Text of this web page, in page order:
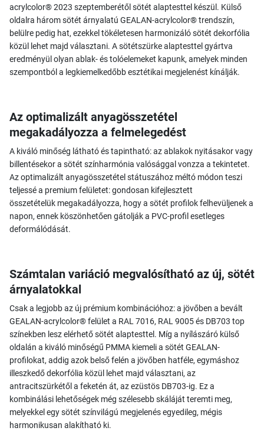
acrylcolor® 2023 szeptemberétől sötét alaptesttel készül. Külső
oldalra három sötét árnyalatú GEALAN-acrylcolor® trendszín,
belülre pedig hat, ezekkel tökéletesen harmonizáló sötét dekorfólia
közül lehet majd választani. A sötétszürke alaptesttel gyártva
eredményül olyan ablak- és tolóelemeket kapunk, amelyek minden
szempontból a legkiemelkedőbb esztétikai megjelenést kínálják.
Az optimalizált anyagösszetétel
megakadályozza a felmelegedést
A kiváló minőség látható és tapintható: az ablakok nyitásakor vagy
billentésekor a sötét színharmónia valósággal vonzza a tekintetet.
Az optimalizált anyagösszetétel státuszához méltó módon teszi
teljessé a premium felületet: gondosan kifejlesztett
összetételük megakadályozza, hogy a sötét profilok felhevüljenek a
napon, ennek köszönhetően gátolják a PVC-profil esetleges
deformálódását.
Számtalan variáció megvalósítható az új, sötét
árnyalatokkal
Csak a legjobb az új prémium kombinációhoz: a jövőben a bevált
GEALAN-acrylcolor® felület a RAL 7016, RAL 9005 és DB703 top
színekben lesz elérhető sötét alaptesttel. Míg a nyílászáró külső
oldalán a kiváló minőségű PMMA kiemeli a sötét GEALAN-
profilokat, addig azok belső felén a jövőben hatféle, egymáshoz
illeszkedő dekorfólia közül lehet majd választani, az
antracitszürkétől a feketén át, az ezüstös DB703-ig. Ez a
kombinálási lehetőségek még szélesebb skáláját teremti meg,
melyekkel egy sötét színvilágú megjelenés egyedileg, mégis
harmonikusan alakítható ki.